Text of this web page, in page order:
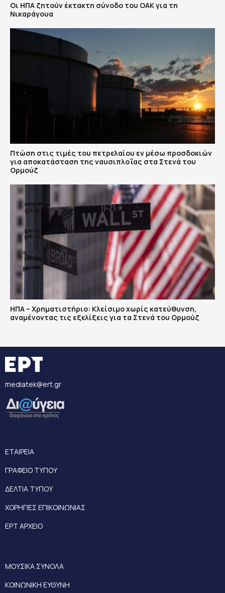
Οι ΗΠΑ ζητούν έκτακτη σύνοδο του ΟΑΚ για τη
Νικαράγουα
Πτώση στις τιμές του πετρελαίου εν μέσω προσδοκιών
για αποκατάσταση της ναυσιπλοΐας στα Στενά του
Ορμούζ
ΗΠΑ – Χρηματιστήριο: Κλείσιμο χωρίς κατεύθυνση,
αναμένοντας τις εξελίξεις για τα Στενά του Ορμούζ
mediatek@ert.gr
ΕΤΑΙΡΕΙΑ
ΓΡΑΦΕΙΟ ΤΥΠΟΥ
ΔΕΛΤΙΑ ΤΥΠΟΥ
ΧΟΡΗΓΙΕΣ ΕΠΙΚΟΙΝΩΝΙΑΣ
ΕΡΤ ΑΡΧΕΙΟ
ΜΟΥΣΙΚΑ ΣΥΝΟΛΑ
ΚΟΙΝΩΝΙΚΗ ΕΥΘΥΝΗ